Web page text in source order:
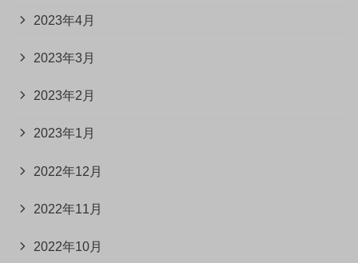
2023年4月
2023年3月
2023年2月
2023年1月
2022年12月
2022年11月
2022年10月